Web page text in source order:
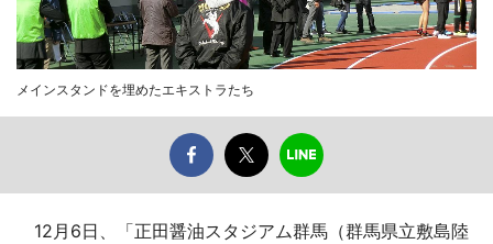
メインスタンドを埋めたエキストラたち
12月6日、「正田醤油スタジアム群馬（群馬県立敷島陸